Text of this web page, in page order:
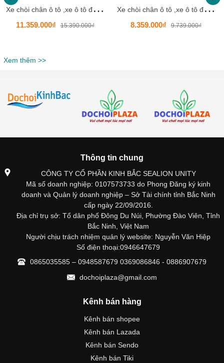
X
e chòi chân ô tô ,xe ô tô đẩy hàng siêu thị Size 1400*530*970 Mm Cho bé
11.359.000₫ 15.390.000₫
X
e chòi chân ô tô ,xe ô tô đẩy hàng siêu thị cao cấp Size 1300*600*1040 Mm Cho bé
8.359.000₫ 9.739.000₫
Xem thêm >>
Thông tin chung
CÔNG TY CỔ PHẦN KINH BẮC SEALION UNITY
Mã số doanh nghiệp: 0107573733 do Phong Đăng ký kinh
doanh và Quản lý doanh nghiệp – Sở Tài chính tỉnh Bắc Ninh
cấp ngày 22/09/2016.
Địa chỉ trụ sở: Tổ dân phố Đông Du Núi, Phường Đào Viên, Tỉnh
Bắc Ninh, Việt Nam
Người chịu trách nhiệm quản lý website: Nguyễn Văn Hiệp
Số điện thoại:0946647679
0865035585 – 0948587679 0369086846 - 0886907679
dochoiplaza@gmail.com
Kênh bán hàng
Kênh bán shopee
Kênh bán Lazada
Kênh bán Sendo
Kênh bán Tiki